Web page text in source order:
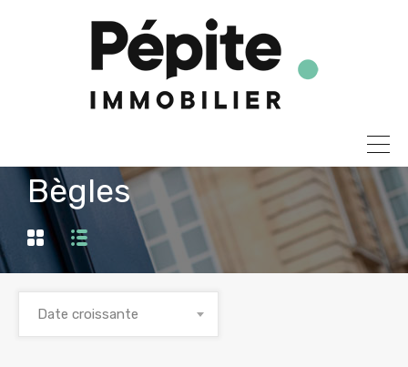
Bègles
Date croissante